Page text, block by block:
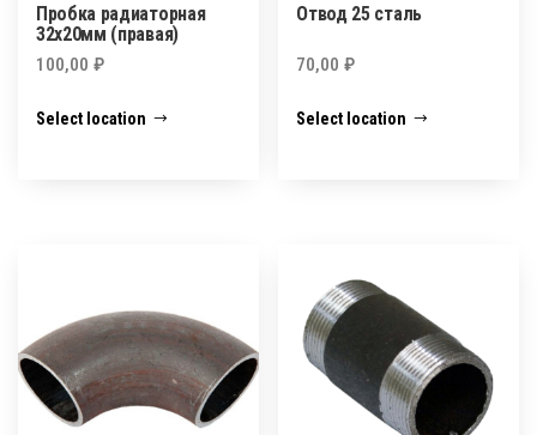
Пробка радиаторная
32х20мм (правая)
100,00 ₽
Select location
Отвод 25 сталь
70,00₽
Select location